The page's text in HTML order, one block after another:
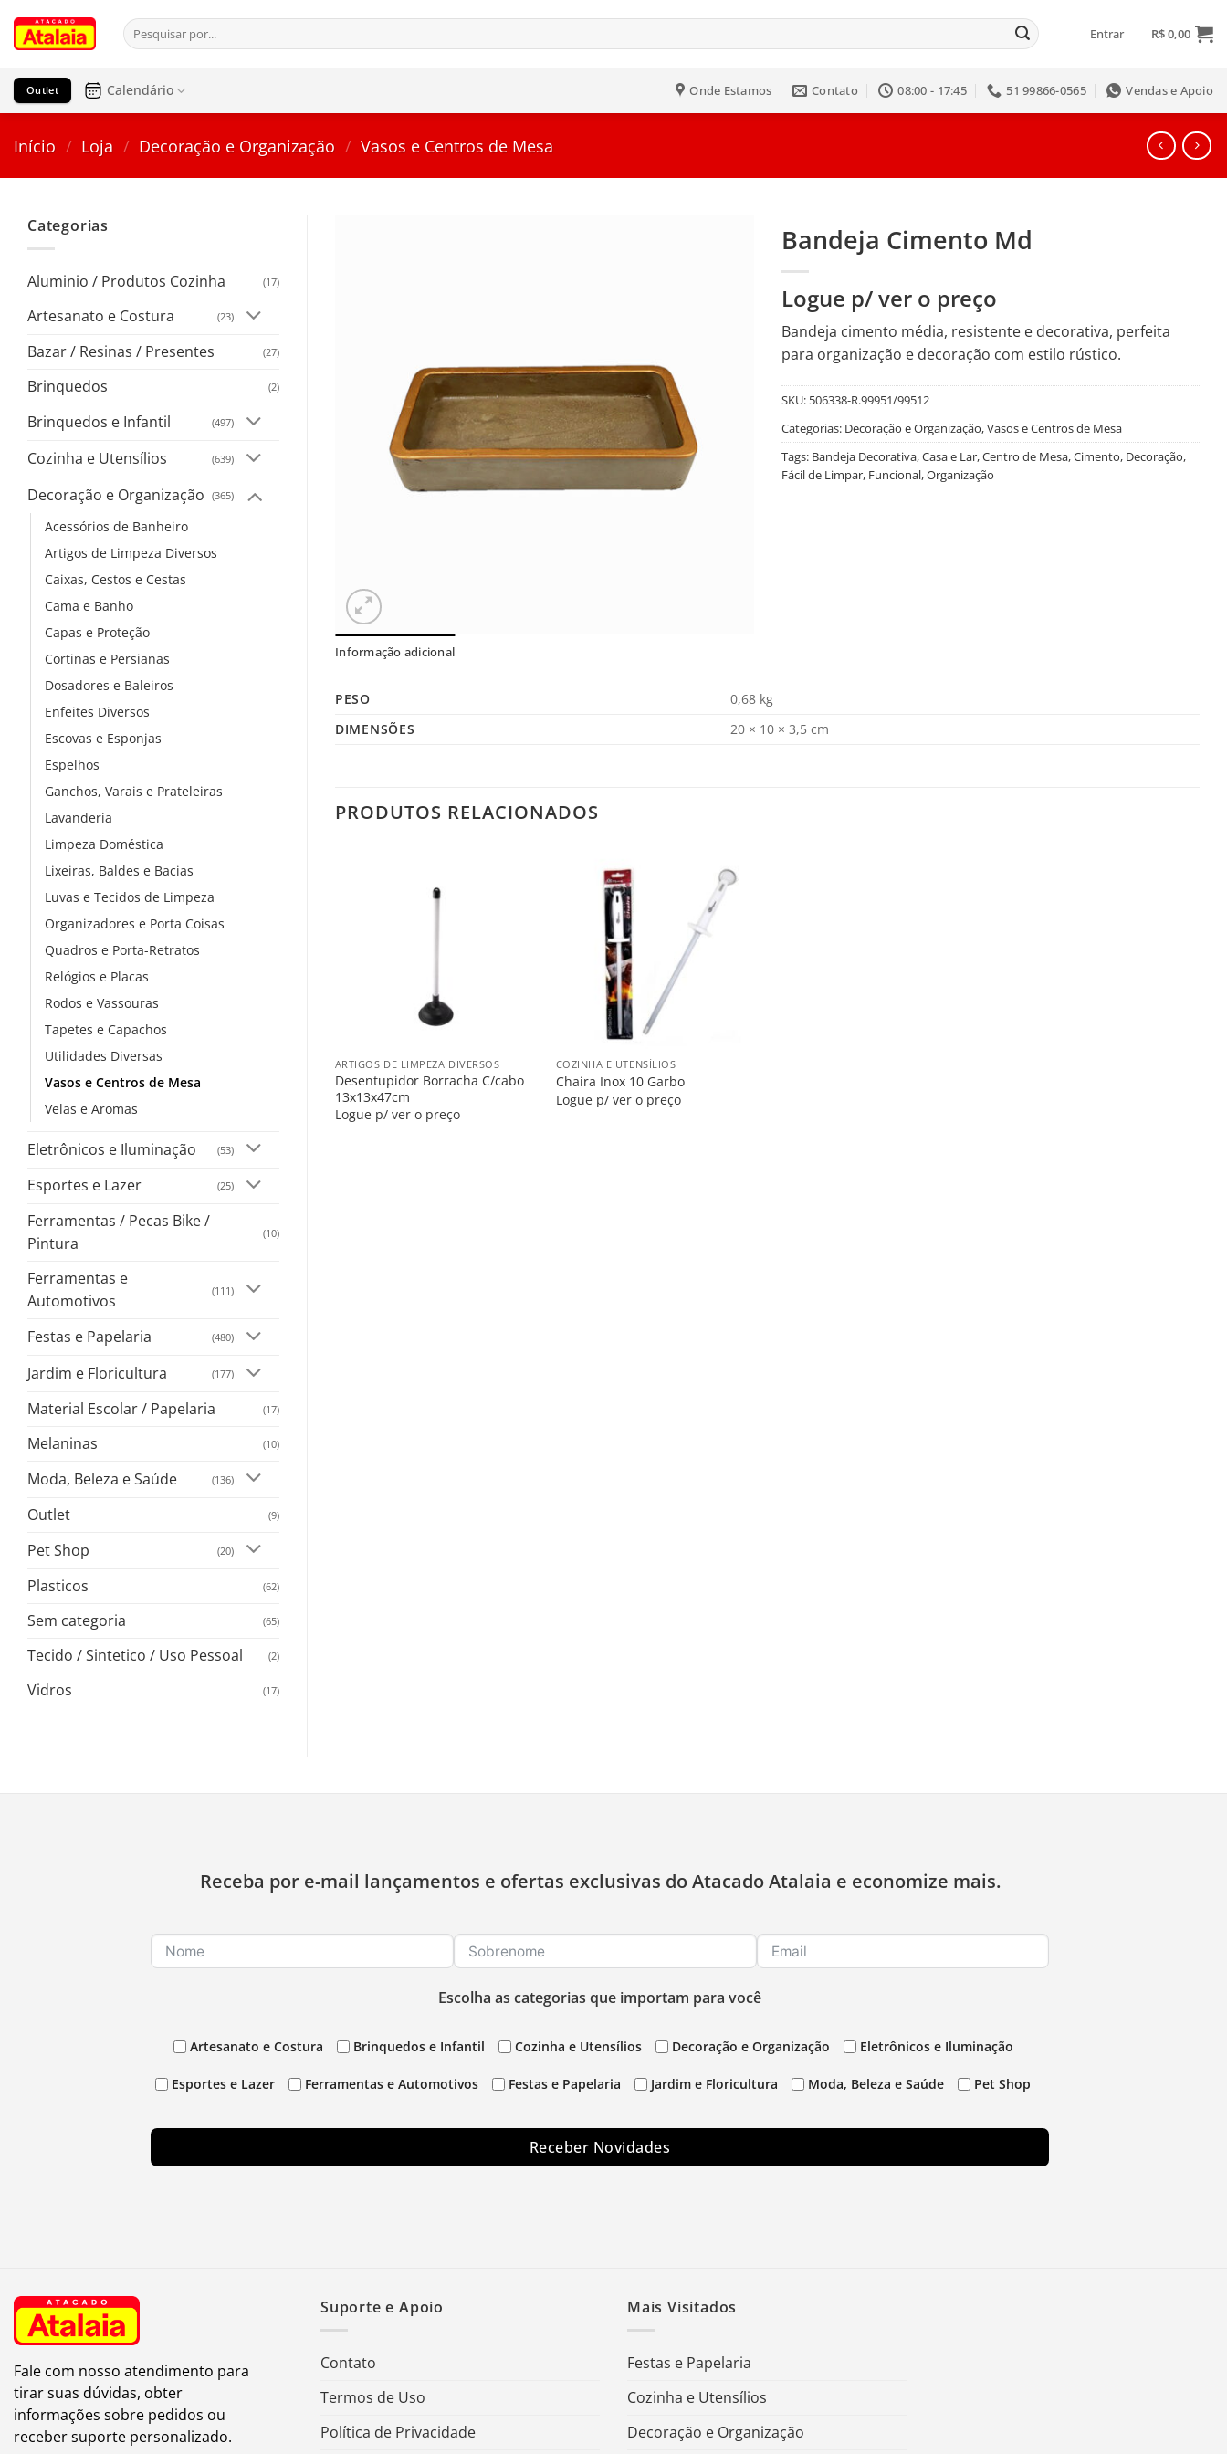
para
conteúdo
Pesquisar
por:
Entrar R$0,00
Outlet Calendário Onde Estamos Contato 08:00 - 17:45 51 99866-0565 Vendas e Apoio
Início / Loja / Decoração e Organização / Vasos e Centros de Mesa
Categorias
Aluminio / Produtos Cozinha (17)
Artesanato e Costura (23)
Bazar / Resinas / Presentes (27)
Brinquedos (2)
Brinquedos e Infantil (497)
Cozinha e Utensílios (639)
Decoração e Organização (365)
Acessórios de Banheiro
Artigos de Limpeza Diversos
Caixas, Cestos e Cestas
Cama e Banho
Capas e Proteção
Cortinas e Persianas
Dosadores e Baleiros
Enfeites Diversos
Escovas e Esponjas
Espelhos
Ganchos, Varais e Prateleiras
Lavanderia
Limpeza Doméstica
Lixeiras, Baldes e Bacias
Luvas e Tecidos de Limpeza
Organizadores e Porta Coisas
Quadros e Porta-Retratos
Relógios e Placas
Rodos e Vassouras
Tapetes e Capachos
Utilidades Diversas
Vasos e Centros de Mesa
Velas e Aromas
Eletrônicos e Iluminação (53)
Esportes e Lazer (25)
Ferramentas / Pecas Bike /
Pintura
(10)
Ferramentas e
Automotivos
(111)
Festas e Papelaria (480)
Jardim e Floricultura (177)
Material Escolar / Papelaria (17)
Melaninas (10)
Moda, Beleza e Saúde (136)
Outlet (9)
Pet Shop (20)
Plasticos (62)
Sem categoria (65)
Tecido / Sintetico / Uso Pessoal (2)
Vidros (17)
Bandeja Cimento Md
Logue p/ ver o preço
Bandeja cimento média, resistente e decorativa, perfeita
para organização e decoração com estilo rústico.
SKU: 506338-R.99951/99512
Categorias: Decoração e Organização,Vasos e Centros de Mesa
Tags: Bandeja Decorativa,Casa e Lar,Centro de Mesa,Cimento, Decoração,
Fácil de Limpar, Funcional,Organização
Informação adicional
PESO
0,68 kg
DIMENSÕES
20 × 10 × 3,5 cm
PRODUTOS RELACIONADOS
ARTIGOS DE LIMPEZA DIVERSOS
Desentupidor Borracha C/cabo
13x13x47cm
Logue p/ ver o preço
Salvar
COZINHA E UTENSÍLIOS
Chaira Inox 10 Garbo
Logue p/ ver o preço
Receba por e-mail lançamentos e ofertas exclusivas do Atacado Atalaia e economize mais.
Escolha as categorias que importam para você
Artesanato e Costura Brinquedos e Infantil Cozinha e Utensílios Decoração e Organização Eletrônicos e Iluminação
Esportes e Lazer Ferramentas e Automotivos Festas e Papelaria Jardim e Floricultura Moda, Beleza e Saúde Pet Shop
Receber Novidades
Fale com nosso atendimento para
tirar suas dúvidas, obter
informações sobre pedidos ou
receber suporte personalizado.
Suporte e Apoio
Contato
Termos de Uso
Política de Privacidade
Mais Visitados
Festas e Papelaria
Cozinha e Utensílios
Decoração e Organização